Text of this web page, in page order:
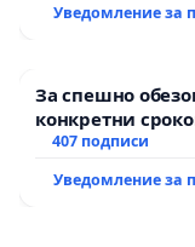
Уведомление за
За спешно
конкретни
рехабилитация
Мирово - к.к.
407 подписи
Уведомление за